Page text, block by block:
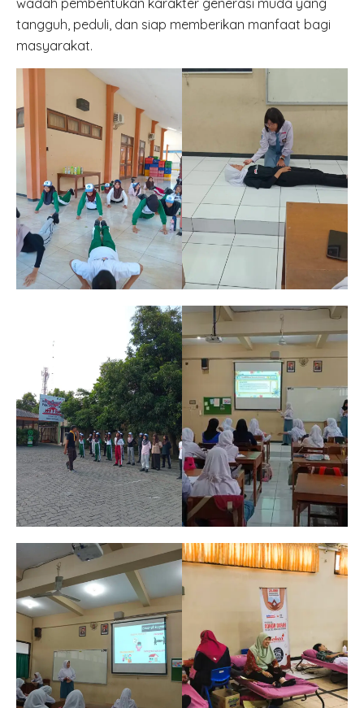
tangguh, peduli, dan siap memberikan manfaat bagi
masyarakat.